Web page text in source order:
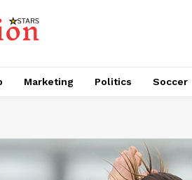
Marketing Politics Soccer